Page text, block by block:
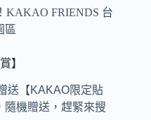
】
送【KAKAO限定貼
隨機贈送，趕緊來搜